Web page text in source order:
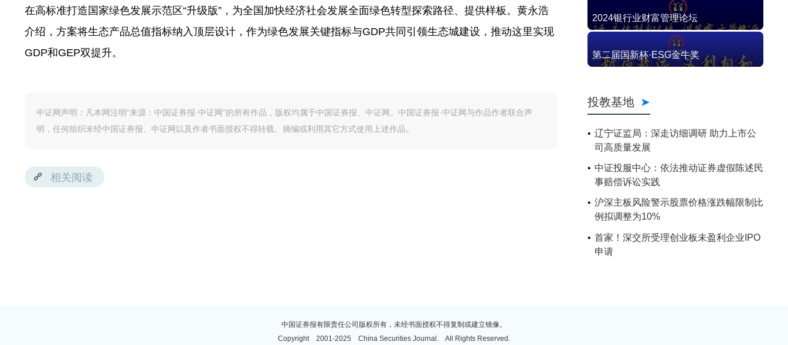
在高标准打造国家绿色发展示范区“升级版”，为全国加快经济社会发展全面绿色转型探索路径、提供样板。黄永浩
介绍，方案将生态产品总值指标纳入顶层设计，作为绿色发展关键指标与GDP共同引领生态城建设，推动这里实现
GDP和GEP双提升。
中证网声明：凡本网注明“来源：中国证券报·中证网”的所有作品，版权均属于中国证券报、中证网。中国证券报·中证网与作品作者联合声
明，任何组织未经中国证券报、中证网以及作者书面授权不得转载、摘编或利用其它方式使用上述作品。
相关阅读
2024银行业财富管理论坛
第二届国新杯·ESG金牛奖
投教基地
辽宁证监局：深走访细调研 助力上市公
司高质量发展
中证投服中心：依法推动证券虚假陈述民
事赔偿诉讼实践
沪深主板风险警示股票价格涨跌幅限制比
例拟调整为10%
首家！深交所受理创业板未盈利企业IPO
申请
中国证券报有限责任公司版权所有，未经书面授权不得复制或建立镜像。
Copyright 2001-2025 China Securities Journal. All Rights Reserved.